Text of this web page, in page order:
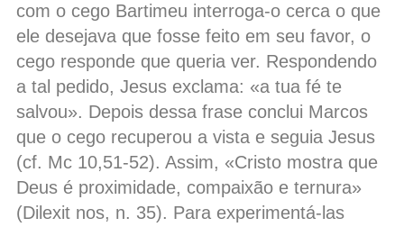
com o cego Bartimeu interroga-o cerca o que
ele desejava que fosse feito em seu favor, o
cego responde que queria ver. Respondendo
a tal pedido, Jesus exclama: «a tua fé te
salvou». Depois dessa frase conclui Marcos
que o cego recuperou a vista e seguia Jesus
(cf. Mc 10,51-52). Assim, «Cristo mostra que
Deus é proximidade, compaixão e ternura»
(Dilexit nos, n. 35). Para experimentá-las